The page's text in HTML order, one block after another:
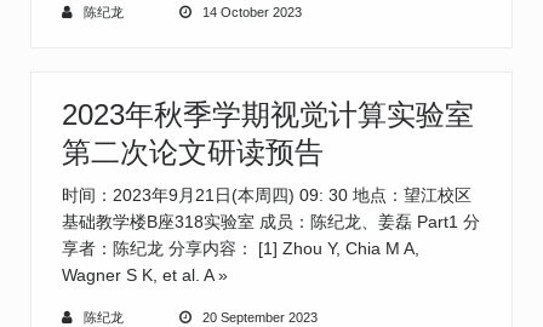
陈纪龙 14 October 2023
2023年秋季学期视觉计算实验室
第二次论文研读预告
时间：2023年9月21日(本周四) 09: 30 地点：望江校区
基础教学楼B座318实验室 成员：陈纪龙、姜磊 Part1 分
享者：陈纪龙 分享内容： [1] Zhou Y, Chia M A,
Wagner S K, et al. A»
陈纪龙 20 September 2023